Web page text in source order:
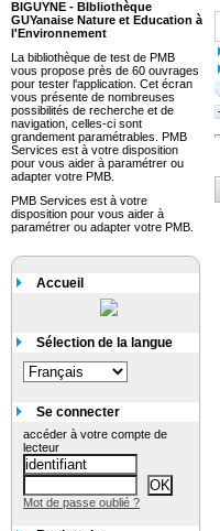
BIGUYNE - BIbliothèque
GUYanaise Nature et Education à
l'Environnement
La bibliothèque de test de PMB
vous propose près de 60 ouvrages
pour tester l'application. Cet écran
vous présente de nombreuses
possibilités de recherche et de
navigation, celles-ci sont
grandement paramétrables. PMB
Services est à votre disposition
pour vous aider à paramétrer ou
adapter votre PMB.
PMB Services est à votre
disposition pour vous aider à
paramétrer ou adapter votre PMB.
Accueil
Sélection de la langue
Se connecter
accéder à votre compte de
lecteur
Mot de passe oublié ?